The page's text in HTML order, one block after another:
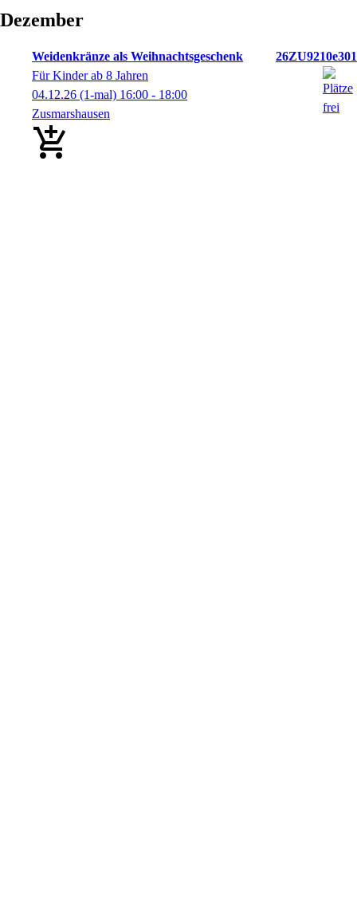
Dezember
Weidenkränze als Weihnachtsgeschenk
26ZU9210e301
Für Kinder ab 8 Jahren
04.12.26 (1-mal) 16:00 - 18:00
Zusmarshausen